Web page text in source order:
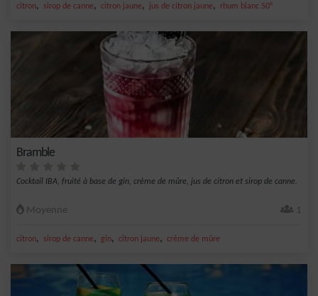
citron, sirop de canne, citron jaune, jus de citron jaune, rhum blanc 50°
Bramble
Cocktail IBA, fruité à base de gin, crème de mûre, jus de citron et sirop de canne.
Moyenne 1
citron, sirop de canne, gin, citron jaune, crème de mûre